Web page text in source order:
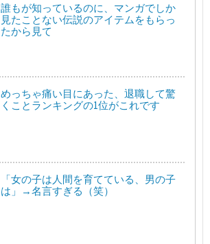
誰もが知っているのに、マンガでしか
見たことない伝説のアイテムをもらっ
たから見て
めっちゃ痛い目にあった、退職して驚
くことランキングの1位がこれです
「女の子は人間を育てている、男の子
は」→名言すぎる（笑）